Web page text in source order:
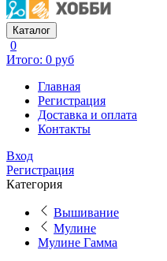
Каталог
0
Итого: 0 руб
Главная
Регистрация
Доставка и оплата
Контакты
Вход
Регистрация
Категория
Вышивание
Мулине
Мулине Гамма